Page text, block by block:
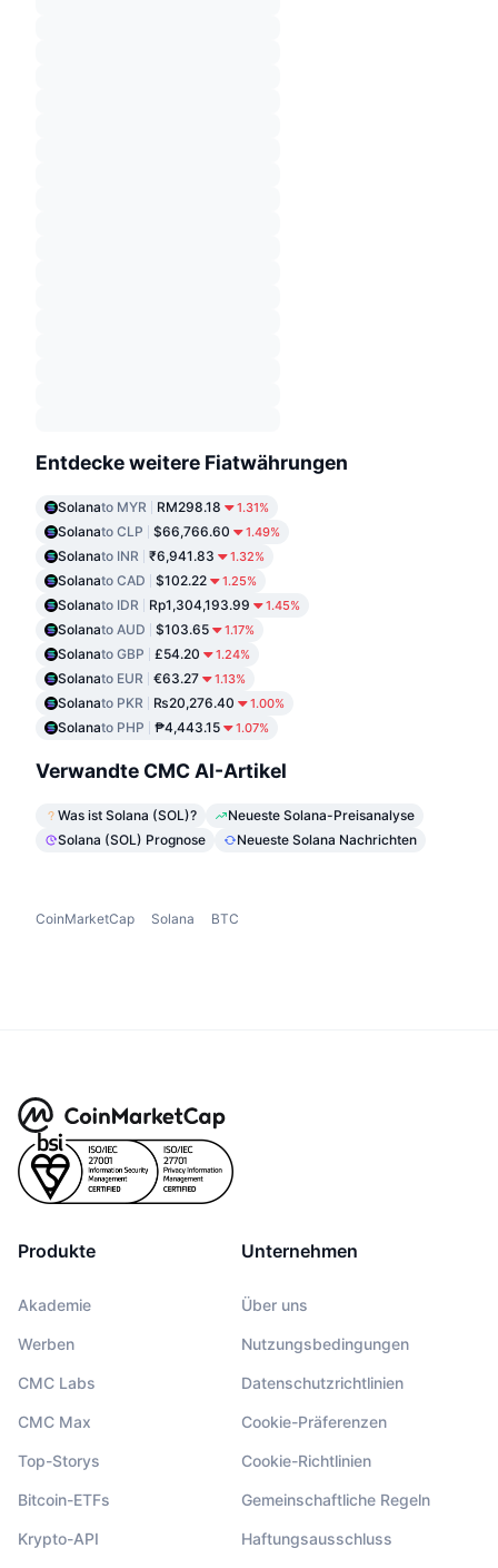
Entdecke weitere Fiatwährungen
Solanato MYR RM298.18 1.31%
Solanato CLP $66,766.60 1.49%
Solanato INR ₹6,941.83 1.32%
Solanato CAD $102.22 1.25%
Solanato IDR Rp1,304,193.99 1.45%
Solanato AUD $103.65 1.17%
Solanato GBP £54.20 1.24%
Solanato EUR €63.27 1.13%
Solanato PKR ₨20,276.40 1.00%
Solanato PHP ₱4,443.15 1.07%
Verwandte CMC AI-Artikel
Was ist Solana (SOL)?
Neueste Solana-Preisanalyse
Solana (SOL) Prognose
Neueste Solana Nachrichten
CoinMarketCap Solana BTC
Produkte
Akademie
Werben
CMC Labs
CMC Max
Top-Storys
Bitcoin-ETFs
Krypto-API
Unternehmen
Über uns
Nutzungsbedingungen
Datenschutzrichtlinien
Cookie-Präferenzen
Cookie-Richtlinien
Gemeinschaftliche Regeln
Haftungsausschluss